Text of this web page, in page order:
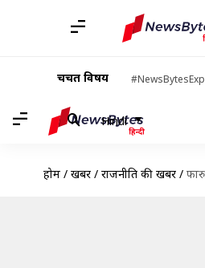
चर्चित विषय
Hindi
होम / खबरें / राजनीति की खबरें /